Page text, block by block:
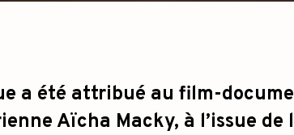
a été attribué au film-
Aïcha Macky, à l’issue de